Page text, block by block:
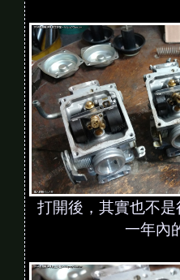
打開後，其實也不是
一年內